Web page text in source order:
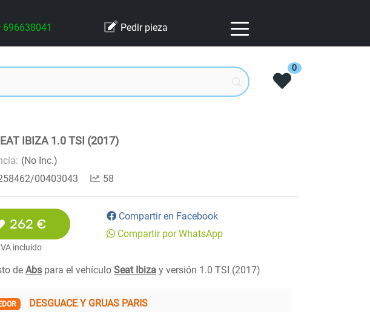
696638041 Pedir pieza
0
IBIZA 1.0 TSI (2017)
(No Inc.)
00403043 58
262 €
incluido
Compartir en Facebook
Compartir por WhatsApp
de Abs para el vehículo Seat Ibiza y versión 1.0 TSI (2017)
DESGUACE Y GRUAS PARIS